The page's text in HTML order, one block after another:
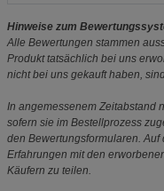
Hinweise zum
Alle Bewertungen stammen
Produkt tatsächlich bei uns
nicht bei uns gekauft haben,
In angemessenem Zeitabstand
sofern sie im Bestellprozess
den Bewertungsformularen.
Erfahrungen mit den
Käufern zu teilen.